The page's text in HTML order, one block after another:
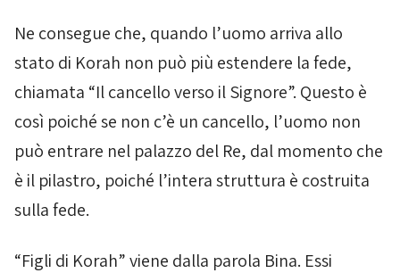
Ne consegue che, quando l’uomo arriva allo
stato di Korah non può più estendere la fede,
chiamata “Il cancello verso il Signore”. Questo è
così poiché se non c’è un cancello, l’uomo non
può entrare nel palazzo del Re, dal momento che
è il pilastro, poiché l’intera struttura è costruita
sulla fede.
“Figli di Korah” viene dalla parola Bina. Essi